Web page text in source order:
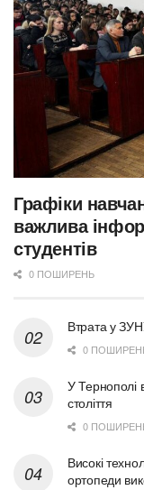
Графіки
важлива
студентів
0 ПОШИРЕНЬ
Втрата у
0
У Тернополі
століття
0
Високі
ортопеди